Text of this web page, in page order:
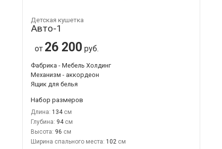
Детская кушетка
Авто-1
от 26 200 руб.
Фабрика - Мебель Холдинг
Механизм - аккордеон
Ящик для белья
Набор размеров
Длина: 134
Глубина: 94
Высота: 96
Ширина спального места: 102